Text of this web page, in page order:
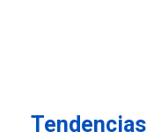
Tendencias